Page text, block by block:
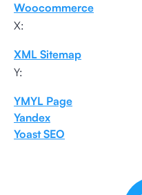
Woocommerce
X:
XML Sitemap
Y:
YMYL Page
Yandex
Yoast SEO